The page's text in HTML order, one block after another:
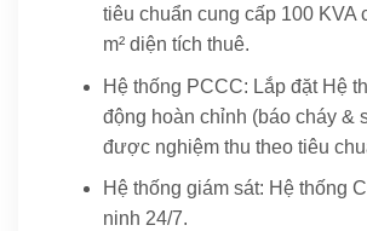
tiêu chuẩn cung cấp 100 KVA
m² diện tích thuê.
Hệ thống PCCC: Lắp đặt Hệ
động hoàn chỉnh (báo cháy &
được nghiệm thu theo tiêu
Hệ thống giám sát: Hệ thống
ninh 24/7.